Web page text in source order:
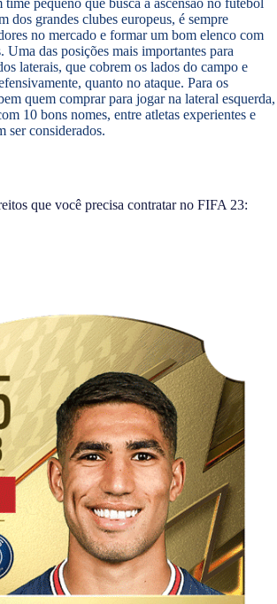
dos grandes clubes europeus, é sempre
no mercado e formar um bom elenco com
Uma das posições mais importantes para
laterais, que cobrem os lados do campo e
quanto no ataque. Para os
quem comprar para jogar na lateral esquerda,
10 bons nomes, entre atletas experientes e
ser considerados.
que você precisa contratar no FIFA 23: